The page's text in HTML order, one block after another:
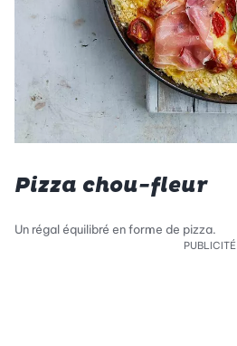
Pizza chou-fleur
Un régal équilibré en forme de pizza.
PUBLICITÉ